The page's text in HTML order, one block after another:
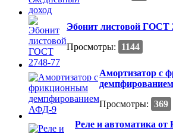
Эбонит листовой ГОСТ
Просмотры:
1144
Амортизатор с
Просмотры: 369
Реле и автоматика от